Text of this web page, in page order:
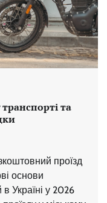
та
проїзд
основи
Україні у 2026